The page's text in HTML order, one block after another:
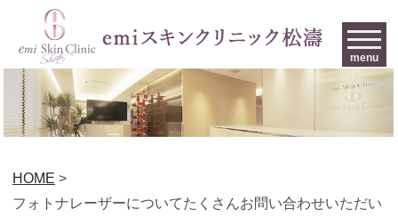
menu
HOME >
フォトナレーザーについてたくさんお問い合わせいただい